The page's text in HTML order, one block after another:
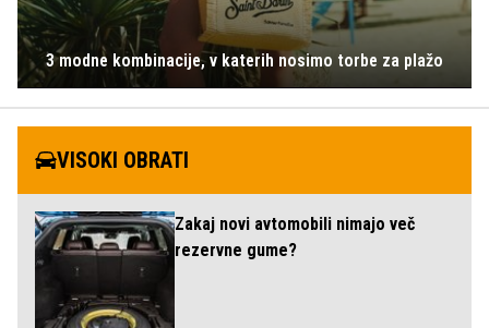
3 modne kombinacije, v katerih nosimo torbe za plažo
VISOKI OBRATI
Zakaj novi avtomobili nimajo več
rezervne gume?